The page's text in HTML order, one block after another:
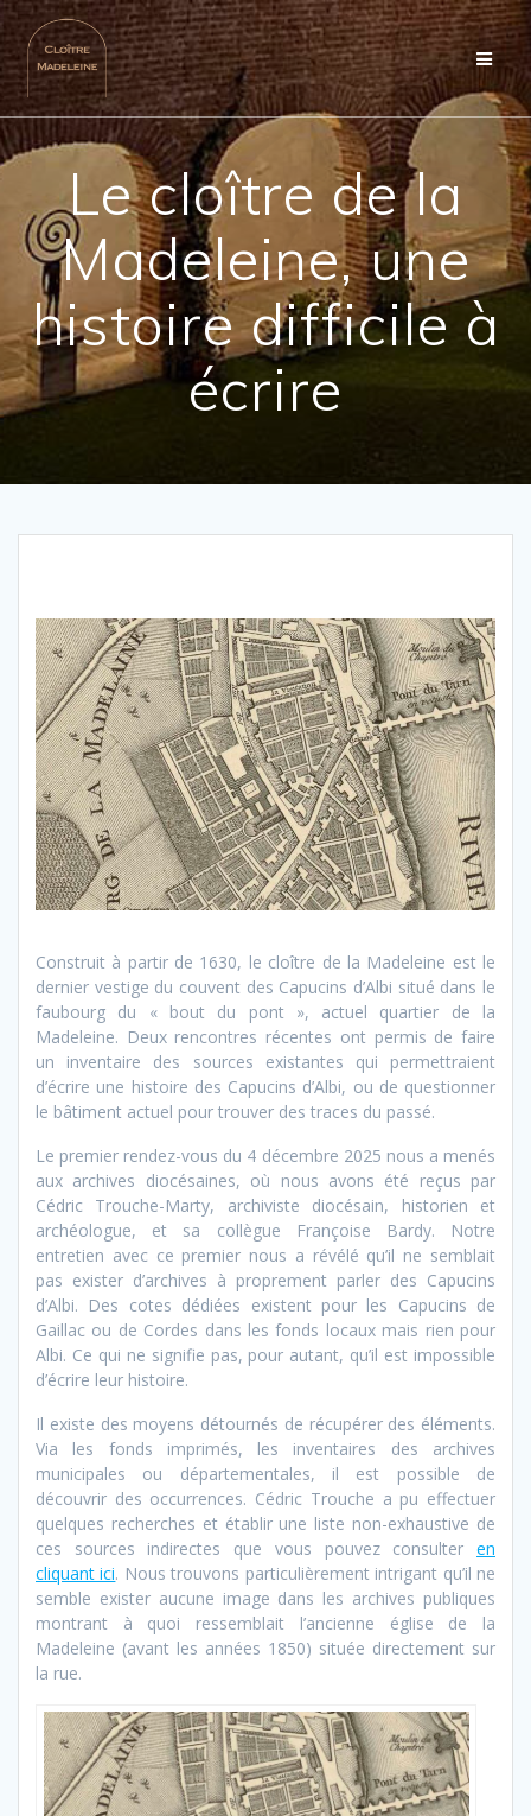
Passer
au
contenu
Le cloître de la
Madeleine, une
histoire difficile à
écrire
Construit à partir de 1630, le cloître de la Madeleine est le
dernier vestige du couvent des Capucins d’Albi situé dans le
faubourg du « bout du pont », actuel quartier de la
Madeleine. Deux rencontres récentes ont permis de faire
un inventaire des sources existantes qui permettraient
d’écrire une histoire des Capucins d’Albi, ou de questionner
le bâtiment actuel pour trouver des traces du passé.
Le premier rendez-vous du 4 décembre 2025 nous a menés
aux archives diocésaines, où nous avons été reçus par
Cédric Trouche-Marty, archiviste diocésain, historien et
archéologue, et sa collègue Françoise Bardy. Notre
entretien avec ce premier nous a révélé qu’il ne semblait
pas exister d’archives à proprement parler des Capucins
d’Albi. Des cotes dédiées existent pour les Capucins de
Gaillac ou de Cordes dans les fonds locaux mais rien pour
Albi. Ce qui ne signifie pas, pour autant, qu’il est impossible
d’écrire leur histoire.
Il existe des moyens détournés de récupérer des éléments.
Via les fonds imprimés, les inventaires des archives
municipales ou départementales, il est possible de
découvrir des occurrences. Cédric Trouche a pu effectuer
quelques recherches et établir une liste non-exhaustive de
ces sources indirectes que vous pouvez consulter en
cliquant ici. Nous trouvons particulièrement intrigant qu’il ne
semble exister aucune image dans les archives publiques
montrant à quoi ressemblait l’ancienne église de la
Madeleine (avant les années 1850) située directement sur
la rue.